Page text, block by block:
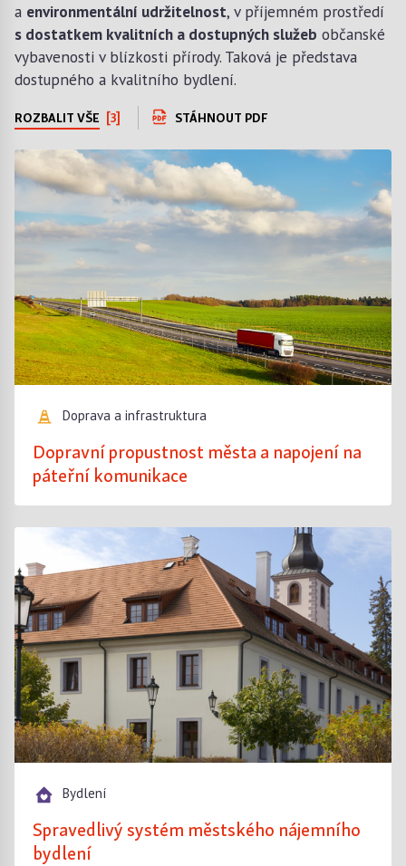
a environmentální udržitelnost, v příjemném prostředí
s dostatkem kvalitních a dostupných služeb občanské
vybavenosti v blízkosti přírody. Taková je představa
dostupného a kvalitního bydlení.
ROZBALIT VŠE [3] STÁHNOUT PDF
Doprava a infrastruktura
Dopravní propustnost města a napojení na
páteřní komunikace
Bydlení
Spravedlivý systém městského nájemního
bydlení